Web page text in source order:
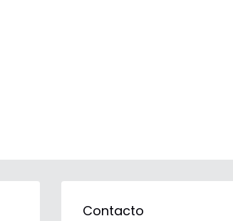
Contacto